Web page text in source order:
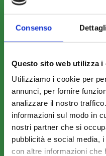
Consenso
Questo sito web utilizza i
Utilizziamo i cookie per
annunci, per fornire
analizzare il nostro
informazioni sul modo in
nostri partner che si
pubblicità e social media,
con altre informazioni che
Amministrazione
COME ADERIRE
Modalità di adesione
Mobilità e Portabilità
Strumenti